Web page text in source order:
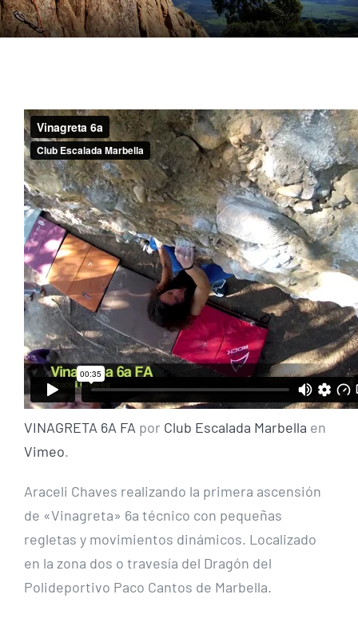
VINAGRETA 6A FA por Club Escalada Marbella en
Vimeo.
Araceli Chaves realizando la primera ascensión
de «Vinagreta» 6a técnico con pequeñas
regletas y movimientos dinámicos. Localizado
en la zona dos o travesía del Dragón del
Polideportivo Paco Cantos de Marbella.